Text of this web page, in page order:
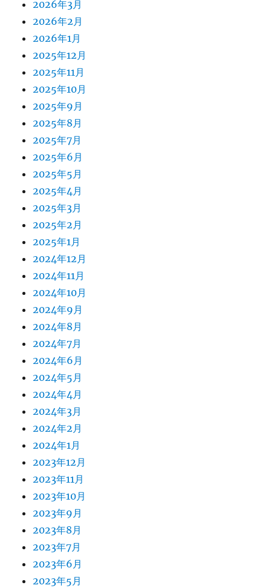
2026年3月
2026年2月
2026年1月
2025年12月
2025年11月
2025年10月
2025年9月
2025年8月
2025年7月
2025年6月
2025年5月
2025年4月
2025年3月
2025年2月
2025年1月
2024年12月
2024年11月
2024年10月
2024年9月
2024年8月
2024年7月
2024年6月
2024年5月
2024年4月
2024年3月
2024年2月
2024年1月
2023年12月
2023年11月
2023年10月
2023年9月
2023年8月
2023年7月
2023年6月
2023年5月